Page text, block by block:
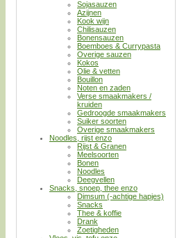
Sojasauzen
Azijnen
Kook wijn
Chilisauzen
Bonensauzen
Boemboes & Currypasta
Overige sauzen
Kokos
Olie & vetten
Bouillon
Noten en zaden
Verse smaakmakers /
kruiden
Gedroogde smaakmakers
Suiker soorten
Overige smaakmakers
Noodles, rijst enzo
Rijst & Granen
Meelsoorten
Bonen
Noodles
Deegvellen
Snacks, snoep, thee enzo
Dimsum (-achtige hapjes)
Snacks
Thee & koffie
Drank
Zoetigheden